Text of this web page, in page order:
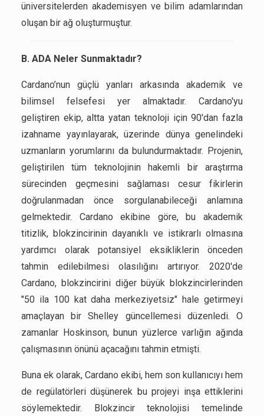
üniversitelerden akademisyen ve bilim adamlarından
oluşan bir ağ oluşturmuştur.
B. ADA Neler Sunmaktadır?
Cardano’nun güçlü yanları arkasında akademik ve
bilimsel felsefesi yer almaktadır. Cardano'yu
geliştiren ekip, altta yatan teknoloji için 90'dan fazla
izahname yayınlayarak, üzerinde dünya genelindeki
uzmanların yorumlarını da bulundurmaktadır. Projenin,
geliştirilen tüm teknolojinin hakemli bir araştırma
sürecinden geçmesini sağlaması cesur fikirlerin
doğrulanmadan önce sorgulanabileceği anlamına
gelmektedir. Cardano ekibine göre, bu akademik
titizlik, blokzincirinin dayanıklı ve istikrarlı olmasına
yardımcı olarak potansiyel eksikliklerin önceden
tahmin edilebilmesi olasılığını artırıyor. 2020'de
Cardano, blokzincirini diğer büyük blokzincirlerinden
"50 ila 100 kat daha merkeziyetsiz" hale getirmeyi
amaçlayan bir Shelley güncellemesi düzenledi. O
zamanlar Hoskinson, bunun yüzlerce varlığın ağında
çalışmasının önünü açacağını tahmin etmişti.
Buna ek olarak, Cardano ekibi, hem son kullanıcıyı hem
de regülatörleri düşünerek bu projeyi inşa ettiklerini
söylemektedir. Blokzincir teknolojisi temelinde